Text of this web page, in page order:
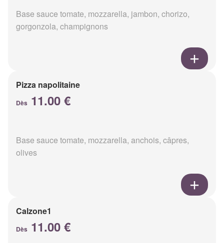
Base sauce tomate, mozzarella, jambon, chorizo,
gorgonzola, champignons
Pizza napolitaine
Dès 11.00 €
Base sauce tomate, mozzarella, anchois, câpres,
olives
Calzone1
Dès 11.00 €